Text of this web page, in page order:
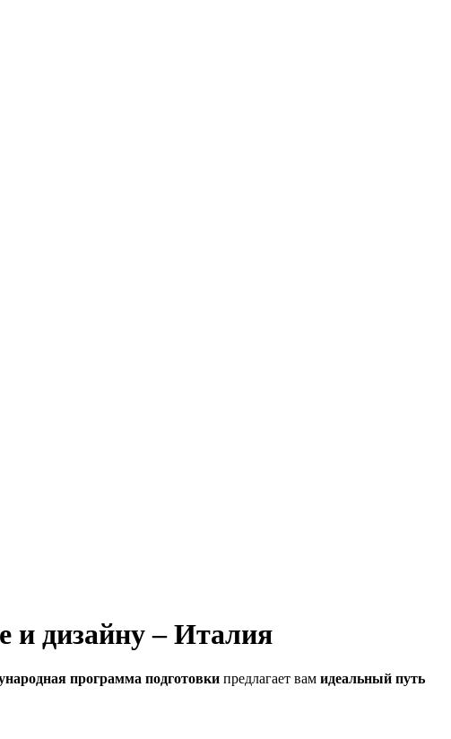
и дизайну – Италия
программа подготовки предлагает вам идеальный путь